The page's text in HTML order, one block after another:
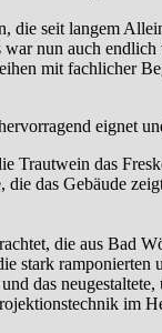
seit langem
nun auch
mit fachlicher
eignet
das
das Gebäude
die aus Bad
stark
das
im